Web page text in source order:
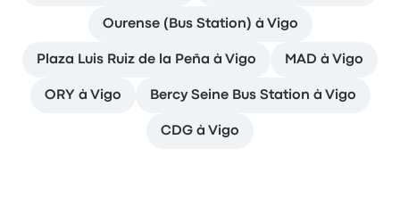
Ourense (Bus Station) à Vigo
Plaza Luis Ruiz de la Peña à Vigo MAD à Vigo
ORY à Vigo Bercy Seine Bus Station à Vigo
CDG à Vigo